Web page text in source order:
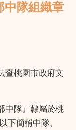
中隊組織章
暨桃園市政府文
中隊』隸屬於桃
下簡稱中隊。